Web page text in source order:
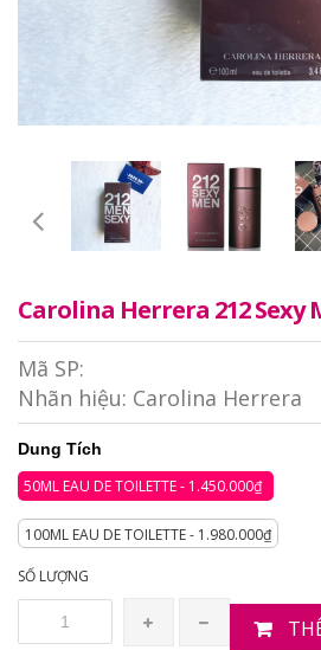
Carolina Herrera 212 Sexy
Mã SP:
Nhãn hiệu: Carolina Herrera
Dung Tích
50ML EAU DE TOILETTE - 1.450.000₫
100ML EAU DE TOILETTE - 1.980.000₫
SỐ LƯỢNG